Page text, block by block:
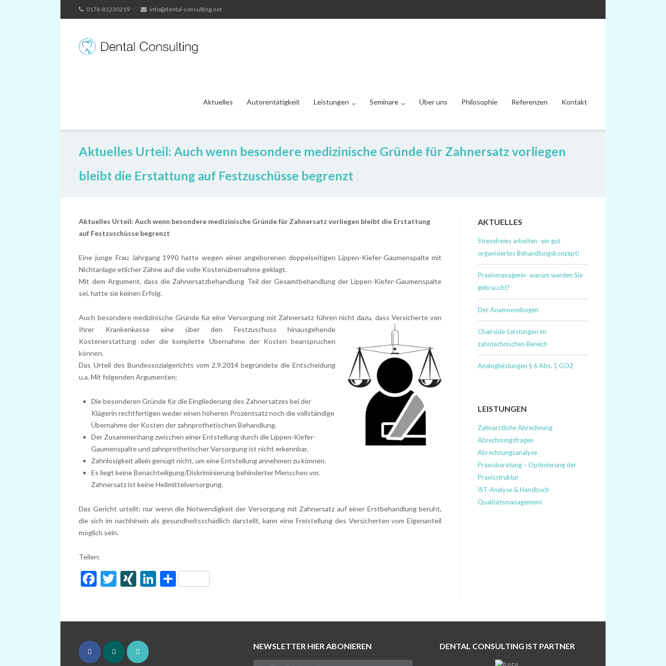
to
0176-81230219 info@dental-consulting.net
Aktuelles Autorentätigkeit Leistungen Seminare Über uns Philosophie Referenzen Kontakt
Aktuelles Urteil: Auch wenn besondere medizinische Gründe für Zahnersatz vorliegen
bleibt die Erstattung auf Festzuschüsse begrenzt
Aktuelles Urteil: Auch wenn besondere medizinische Gründe für Zahnersatz vorliegen bleibt die Erstattung
auf Festzuschüsse begrenzt
Eine junge Frau Jahrgang 1990 hatte wegen einer angeborenen doppelseitigen Lippen-Kiefer-Gaumenspalte mit
Nichtanlage etlicher Zähne auf die volle Kostenübernahme geklagt.
Mit dem Argument, dass die Zahnersatzbehandlung Teil der Gesamtbehandlung der Lippen-Kiefer-Gaumenspalte
sei, hatte sie keinen Erfolg.
Auch besondere medizinische Gründe für eine Versorgung mit Zahnersatz führen nicht dazu, dassVersicherte von
Ihrer Krankenkasse eine über den Festzuschuss hinausgehende
Kostenerstattung oder die komplette Übernahme der Kosten beanspruchen
können.
Das Urteil des Bundessozialgerichts vom 2.9.2014 begründete die Entscheidung
u.a. Mit folgenden Argumenten:
Die besonderen Gründe für die Eingliederung des Zahnersatzes bei der
Klägerin rechtfertigen weder einen höheren Prozentsatz noch die vollständige
Übernahme der Kosten der zahnprothetischen Behandlung.
Der Zusammenhang zwischen einer Entstellung durch die Lippen-Kiefer-
Gaumenspalte und zahnprothetischer Versorgung ist nicht erkennbar.
Zahnlosigkeit allein genügt nicht, um eine Entstellung annehmen zu können.
Es liegt keine Benachteiligung/Diskriminierung behinderter Menschen vor.
Zahnersatz ist keine Heilmittelversorgung.
Das Gericht urteilt: nur wenn die Notwendigkeit der Versorgung mit Zahnersatz auf einer Erstbehandlung beruht,
die sich im nachhinein als gesundheitsschädlich darstellt, kann eine Freistellung des Versicherten vom Eigenanteil
möglich sein.
Teilen:
Facebook
Twitter
XINGLinkedIn
Share
AKTUELLES
Stressfreies arbeiten- ein gut
organisiertes Behandlungskonzept!
Praxismanagerin- warum werden Sie
gebraucht?
Der Anamnesebogen
Chairside-Leistungen im
zahntechnischen Bereich
Analogleistungen § 6 Abs. 1 GOZ
LEISTUNGEN
Zahnärztliche Abrechnung
Abrechnungsfragen
Abrechnungsanalyse
Praxisberatung – Optimierung der
Praxisstruktur
IST-Analyse & Handbuch
Qualitätsmanagement
NEWSLETTER HIER ABONIEREN DENTAL CONSULTING IST PARTNER